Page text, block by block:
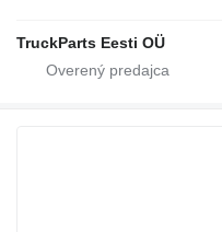
TruckParts Eesti OÜ